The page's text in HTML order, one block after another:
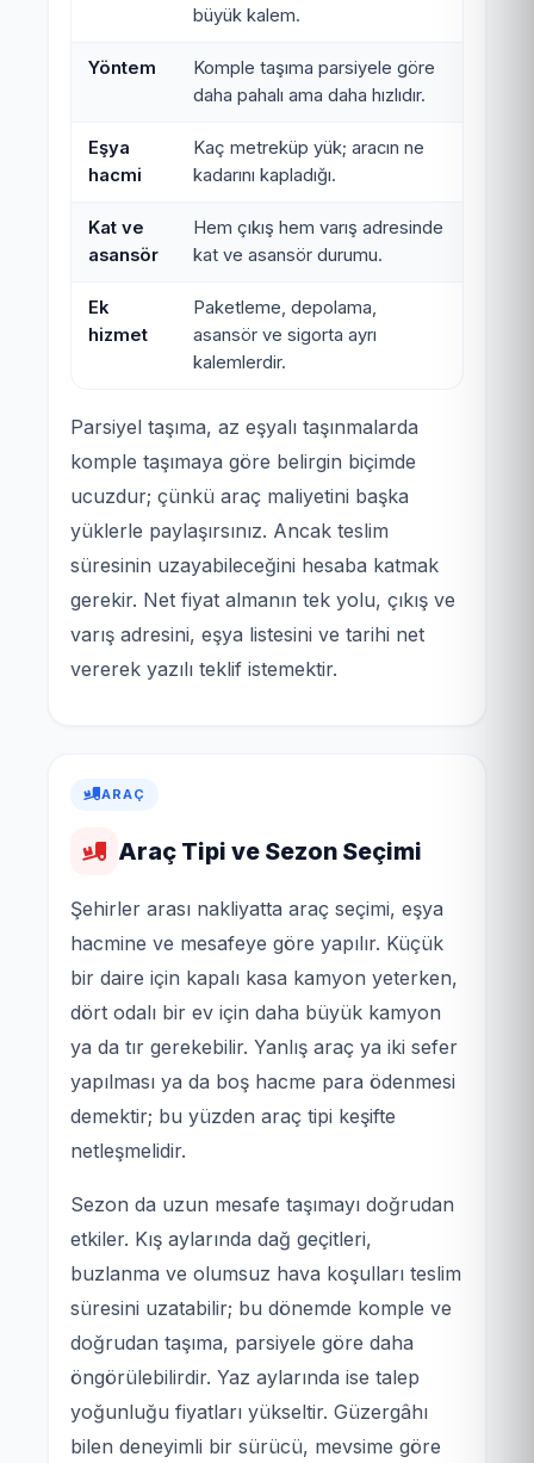
büyük kalem.
Yöntem
Komple taşıma parsiyele göre
daha pahalı ama daha hızlıdır.
Eşya
hacmi
Kaç metreküp yük; aracın ne
kadarını kapladığı.
Kat ve
asansör
Hem çıkış hem varış adresinde
kat ve asansör durumu.
Ek
hizmet
Paketleme, depolama,
asansör ve sigorta ayrı
kalemlerdir.
Parsiyel taşıma, az eşyalı taşınmalarda
komple taşımaya göre belirgin biçimde
ucuzdur; çünkü araç maliyetini başka
yüklerle paylaşırsınız. Ancak teslim
süresinin uzayabileceğini hesaba katmak
gerekir. Net fiyat almanın tek yolu, çıkış ve
varış adresini, eşya listesini ve tarihi net
vererek yazılı teklif istemektir.
ARAÇ
Araç Tipi ve Sezon Seçimi
Şehirler arası nakliyatta araç seçimi, eşya
hacmine ve mesafeye göre yapılır. Küçük
bir daire için kapalı kasa kamyon yeterken,
dört odalı bir ev için daha büyük kamyon
ya da tır gerekebilir. Yanlış araç ya iki sefer
yapılması ya da boş hacme para ödenmesi
demektir; bu yüzden araç tipi keşifte
netleşmelidir.
Sezon da uzun mesafe taşımayı doğrudan
etkiler. Kış aylarında dağ geçitleri,
buzlanma ve olumsuz hava koşulları teslim
süresini uzatabilir; bu dönemde komple ve
doğrudan taşıma, parsiyele göre daha
öngörülebilirdir. Yaz aylarında ise talep
yoğunluğu fiyatları yükseltir. Güzergâhı
bilen deneyimli bir sürücü, mevsime göre